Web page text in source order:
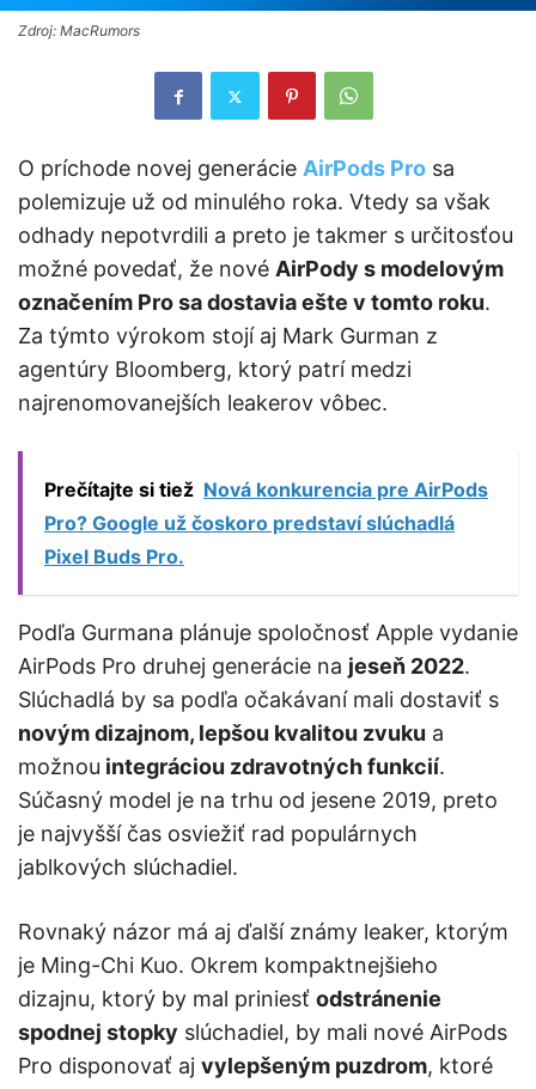
Zdroj: MacRumors
O príchode novej generácie AirPods Pro sa
polemizuje už od minulého roka. Vtedy sa však
odhady nepotvrdili a preto je takmer s určitosťou
možné povedať, že nové AirPody s modelovým
označením Pro sa dostavia ešte v tomto roku.
Za týmto výrokom stojí aj Mark Gurman z
agentúry Bloomberg, ktorý patrí medzi
najrenomovanejších leakerov vôbec.
Prečítajte si tiež Nová konkurencia pre AirPods
Pro? Google už čoskoro predstaví slúchadlá
Pixel Buds Pro.
Podľa Gurmana plánuje spoločnosť Apple vydanie
AirPods Pro druhej generácie na jeseň 2022.
Slúchadlá by sa podľa očakávaní mali dostaviť s
novým dizajnom, lepšou kvalitou zvuku a
možnou integráciou zdravotných funkcií.
Súčasný model je na trhu od jesene 2019, preto
je najvyšší čas osviežiť rad populárnych
jablkových slúchadiel.
Rovnaký názor má aj ďalší známy leaker, ktorým
je Ming-Chi Kuo. Okrem kompaktnejšieho
dizajnu, ktorý by mal priniesť odstránenie
spodnej stopky slúchadiel, by mali nové AirPods
Pro disponovať aj vylepšeným puzdrom, ktoré